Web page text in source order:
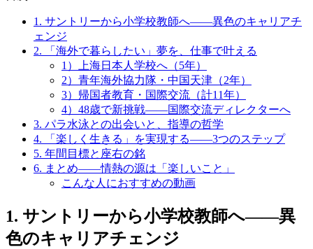
1. サントリーから小学校教師へ——異色のキャリアチ
ェンジ
2. 「海外で暮らしたい」夢を、仕事で叶える
1）上海日本人学校へ（5年）
2）青年海外協力隊・中国天津（2年）
3）帰国者教育・国際交流（計11年）
4）48歳で新挑戦——国際交流ディレクターへ
3. パラ水泳との出会いと、指導の哲学
4. 「楽しく生きる」を実現する——3つのステップ
5. 年間目標と座右の銘
6. まとめ——情熱の源は「楽しいこと」
こんな人におすすめの動画
1. サントリーから小学校教師へ——異
色のキャリアチェンジ